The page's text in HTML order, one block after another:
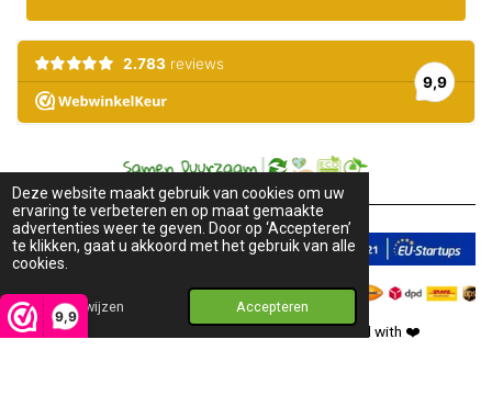
Deze website maakt gebruik van cookies om uw
ervaring te verbeteren en op maat gemaakte
advertenties weer te geven. Door op ‘Accepteren’
te klikken, gaat u akkoord met het gebruik van alle
cookies.
Afwijzen Accepteren
9,9
2018-2026 © Pure Honey. All rights reserved. Created with ❤️